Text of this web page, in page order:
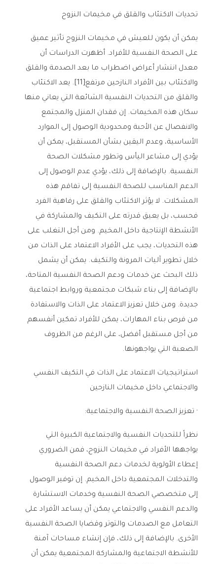
تحديات الاكتئاب والقلق في مخيمات النزوح
يمكن أن يكون للعيش في مخيمات النزوح تأثير عميق
على الصحة النفسية للأفراد. أظهرت الدراسات أن
معدل انتشار أعراض اضطراب ما بعد الصدمة والقلق
والاكتئاب بين الأفراد النازحين مرتفع[11]. يعد الاكتئاب
والقلق من التحديات النفسية الشائعة التي يعاني منها
سكان هذه المخيمات. إن فقدان المنزل والمجتمع
والانفصال عن الأحبة ومحدودية الوصول إلى الموارد
الأساسية، وعدم اليقين بشأن المستقبل، يمكن أن
يؤدي إلى مشاعر اليأس وتطور مشكلات الصحة
النفسية. بالإضافة إلى ذلك، يؤدي عدم الوصول إلى
الدعم المناسب للصحة النفسية إلى تفاقم هذه
المشكلات. لا يؤثر الاكتئاب والقلق على رفاهية الفرد
فحسب، بل يعيق قدرته على التكيف والمشاركة في
الأنشطة الإنتاجية داخل المخيم. ومن أجل التغلب على
هذه التحديات، يجب على الأفراد الاعتماد على الذات من
خلال تطوير آليات المرونة والتكيف. يمكن أن يشمل
ذلك البحث عن خدمات ودعم الصحة النفسية المتاحة،
بالإضافة إلى بناء شبكات مجتمعية وروابط اجتماعية
جديدة. ومن خلال تعزيز الاعتماد على الذات والاستفادة
من فرص بناء المهارات، يمكن للأفراد تمكين أنفسهم
من أجل مستقبل أفضل، على الرغم من الظروف
الصعبة التي يواجهونها.
استراتيجيات الاعتماد على الذات في التكيف النفسي
والاجتماعي داخل مخيمات النازحين
· تعزيز الصحة النفسية والاجتماعية:
نظراً للتحديات النفسية والاجتماعية الكبيرة التي
يواجهها الأفراد في مخيمات النزوح، فمن الضروري
إعطاء الأولوية لخدمات دعم الصحة النفسية
والتدخلات المجتمعية داخل المخيم. إن توفير الوصول
إلى متخصصي الصحة النفسية وخدمات الاستشارة
والدعم النفسي والاجتماعي يمكن أن يساعد الأفراد على
التعامل مع الصدمات والتوتر وقضايا الصحة النفسية
الأخرى. بالإضافة إلى ذلك، فإن إنشاء مساحات آمنة
للأنشطة الاجتماعية والمشاركة المجتمعية يمكن أن